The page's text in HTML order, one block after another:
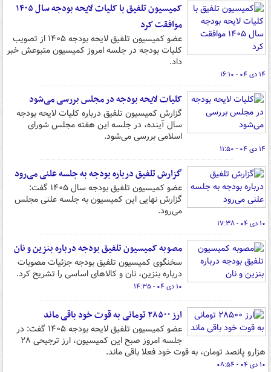
کمیسیون تلفیق با کلیات لایحه بودجه سال ۱۴۰۵
موافقت کرد
عضو کمیسیون تلفیق لایحه بودجه ۱۴۰۵ از تصویب
کلیات بودجه در جلسه امروز کمیسیون متبوعش خبر
داد.
۱۴ دی ۰۴ - ۱۶:۱۰
کلیات لایحه بودجه در مجلس بررسی می‌شود
گزارش کمیسیون تلفیق درباره کلیات لایحه بودجه
سال آینده، در جلسه این هفته مجلس شورای
اسلامی بررسی می‌شود.
۱۴ دی ۰۴ - ۱۱:۵۰
گزارش تلفیق درباره بودجه به جلسه علنی می‌رود
عضو کمیسیون تلفیق بودجه سال ۱۴۰۵ گفت:
گزارش نهایی این کمیسیون به جلسه علنی مجلس
می‌رود.
۱۰ دی ۰۴ - ۱۷:۳۸
مصوبه کمیسیون تلفیق بودجه درباره بنزین و نان
سخنگوی کمیسیون تلفیق بودجه جزئیات مصوبات
درباره بنزین، نان و کالاهای اساسی را تشریح کرد.
۱۰ دی ۰۴ - ۱۴:۳۵
ارز ۲۸۵۰۰ تومانی به قوت خود باقی ماند
عضو کمیسیون تلفیق لایحه بودجه ۱۴۰۵ گفت: در
جلسه امروز صبح این کمیسیون، ارز ترجیحی ۲۸
هزارو پانصد تومان، به قوت خود فعلا باقی ماند.
۱۰ دی ۰۴ - ۰۸:۵۴